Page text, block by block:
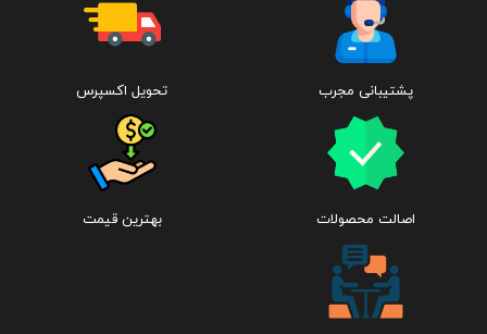
پشتیبانی مجرب تحویل اکسپرس
اصالت محصولات بهترین قیمت